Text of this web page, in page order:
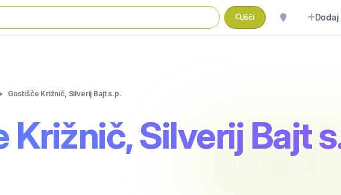
Išči
Gostišče Križnič, Silverij Bajt s.p.
Križnič, Silverij Bajt